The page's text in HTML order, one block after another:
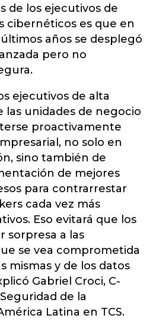
de los ejecutivos de
cibernéticos es que en
años se desplegó
pero no
ejecutivos de alta
las unidades de negocio
proactivamente
no solo en
sino también de
de mejores
para contrarrestar
cada vez más
Eso evitará que los
sorpresa a las
se vea comprometida
mismas y de los datos
Gabriel Croci, C-
de la
Latina en TCS.